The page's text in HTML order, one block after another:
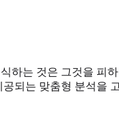
하는 것은 그것을 피하
공되는 맞춤형 분석을